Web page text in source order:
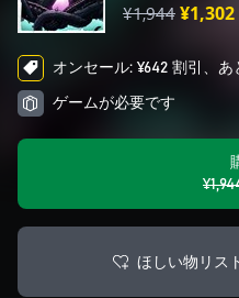
¥1,944¥1,302
オンセール: ¥642 割引、あ
ゲームが必要です
ほしい物リス